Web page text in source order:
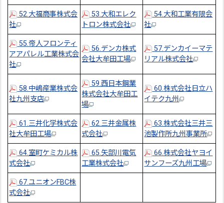
52.大福商事株式会
社
53.大和エレク
トロン株式会社
54.大和工業有限会
社
55.帝人フロンティ
アアパレル工業株式会
社
56.デンカ株式
会社大牟田工場
57.デンカイーマテ
リアル株式会社
58.中嶋産業株式会
社九州支店
59.西日本鋼業
株式会社大牟田工
場
60.株式会社日立ハ
イテク九州
61.三井化学株式会
社大牟田工場
62.三井金属株
式会社
63.株式会社三井三
池製作所九州事業所
64.室町ケミカル株
式会社
65.矢部川電気
工業株式会社
66.株式会社ヤヨイ
サンフーズ九州工場
67.ユニオンFBC株
式会社